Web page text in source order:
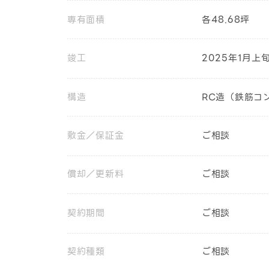
専有面積 各48.68坪
竣工 2025年1月上旬
構造 RC造（鉄筋コ
敷金／保証金 ご相談
償却／更新料 ご相談
契約期間 ご相談
契約種類 ご相談